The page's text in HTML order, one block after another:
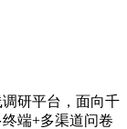
研平台，面向千
端+多渠道问卷